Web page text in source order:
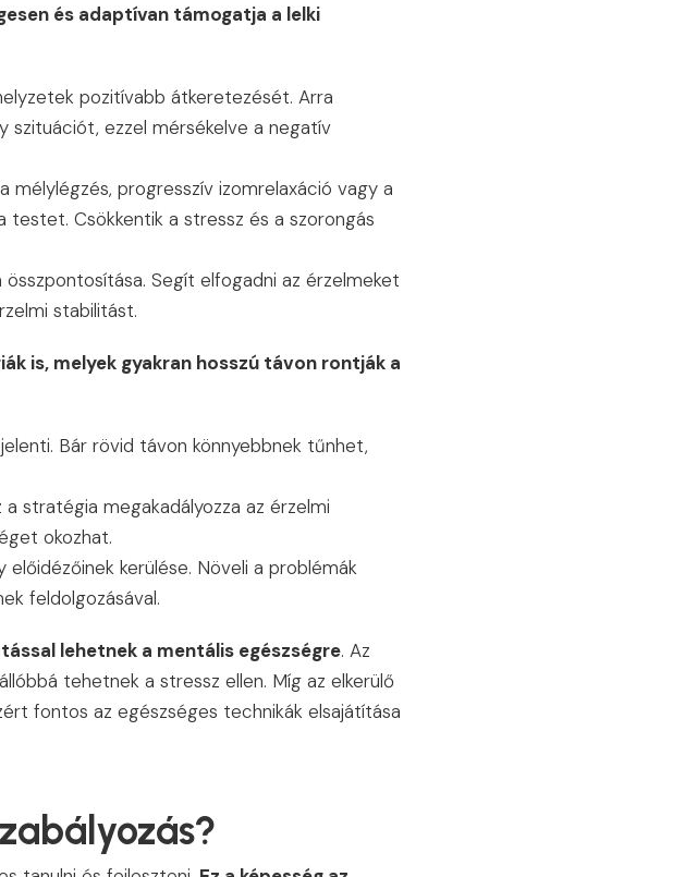
és adaptívan támogatja a lelki
pozitívabb átkeretezését. Arra
szituációt, ezzel mérsékelve a negatív
mélylégzés, progresszív izomrelaxáció vagy a
Csökkentik a stressz és a szorongás
Segít elfogadni az érzelmeket
stabilitást.
is, melyek gyakran hosszú távon rontják a
Bár rövid távon könnyebbnek tűnhet,
stratégia megakadályozza az érzelmi
okozhat.
kerülése. Növeli a problémák
feldolgozásával.
lehetnek a mentális egészségre. Az
tehetnek a stressz ellen. Míg az elkerülő
fontos az egészséges technikák elsajátítása